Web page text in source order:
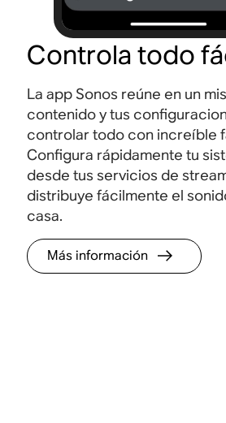
Controla todo
La app Sonos reúne en un
contenido y tus
controlar todo con increíble
Configura rápidamente tu
desde tus servicios de
distribuye fácilmente el
casa.
Más información